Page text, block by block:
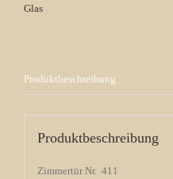
Glas
Produktbeschreibung
Produktbeschreibung
Zimmertür Nr. 411